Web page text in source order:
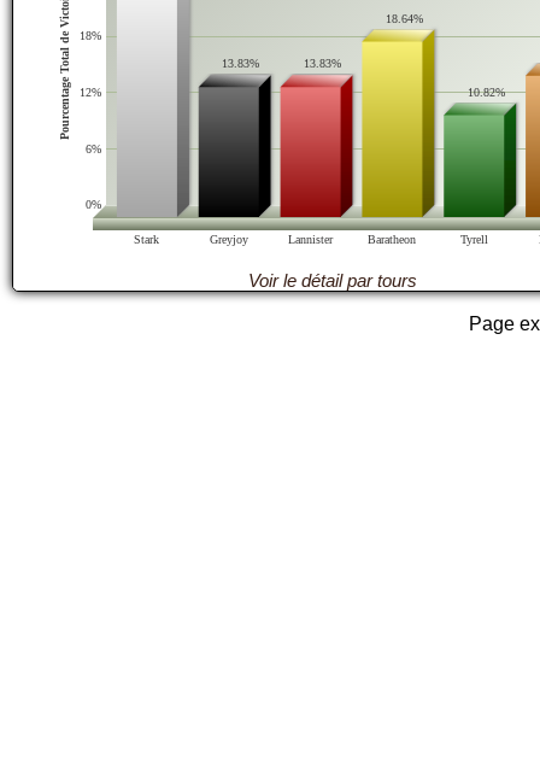
Stark Greyjoy Lannister Baratheon Tyrell
0%
6%
12%
18%
Pourcentage Total de Victoire 13.83% 13.83%
18.64%
10.82%
Voir le détail par tours
Page